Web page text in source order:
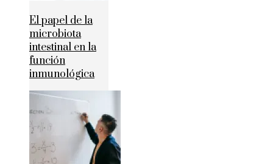
El papel de la
microbiota
intestinal en la
función
inmunológica